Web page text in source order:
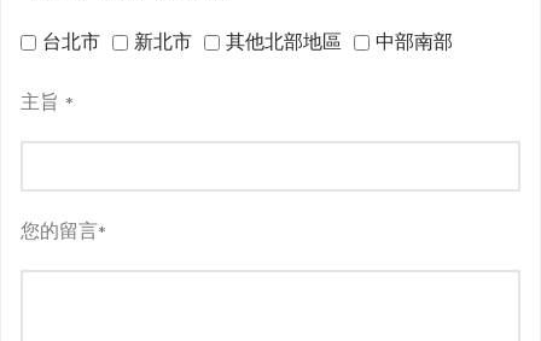
台北市 新北市 其他北部地區 中部南部
主旨 *
您的留言*